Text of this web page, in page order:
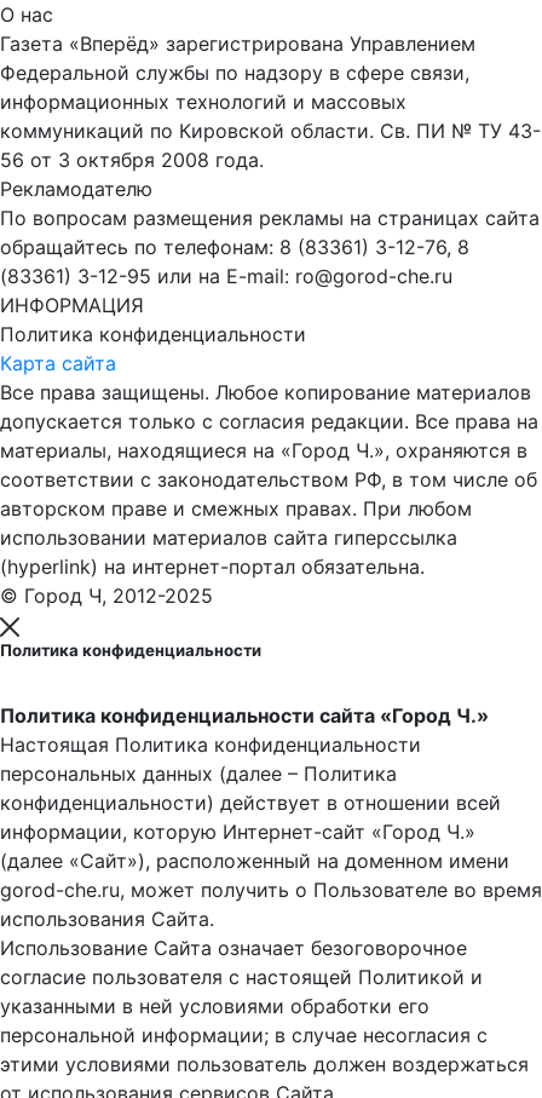
О нас
Газета «Вперёд» зарегистрирована Управлением
Федеральной службы по надзору в сфере связи,
информационных технологий и массовых
коммуникаций по Кировской области. Св. ПИ № ТУ 43-
56 от 3 октября 2008 года.
Рекламодателю
По вопросам размещения рекламы на страницах сайта
обращайтесь по телефонам: 8 (83361) 3-12-76, 8
(83361) 3-12-95 или на E-mail: ro@gorod-che.ru
ИНФОРМАЦИЯ
Политика конфиденциальности
Карта сайта
Все права защищены. Любое копирование материалов
допускается только с согласия редакции. Все права на
материалы, находящиеся на «Город Ч.», охраняются в
соответствии с законодательством РФ, в том числе об
авторском праве и смежных правах. При любом
использовании материалов сайта гиперссылка
(hyperlink) на интернет-портал обязательна.
© Город Ч, 2012-2025
Политика конфиденциальности
Политика конфиденциальности сайта «Город Ч.»
Настоящая Политика конфиденциальности
персональных данных (далее – Политика
конфиденциальности) действует в отношении всей
информации, которую Интернет-сайт «Город Ч.»
(далее «Сайт»), расположенный на доменном имени
gorod-che.ru, может получить о Пользователе во время
использования Cайта.
Использование Сайта означает безоговорочное
согласие пользователя с настоящей Политикой и
указанными в ней условиями обработки его
персональной информации; в случае несогласия с
этими условиями пользователь должен воздержаться